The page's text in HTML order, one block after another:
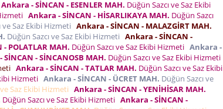
Ankara - SİNCAN - ESENLER MAH. Düğün Sazcı ve Saz Ekibi
Ankara - SİNCAN - HİSARLIKAYA MAH. Düğün Sazcı
ve Saz Ekibi Hizmeti Ankara - SİNCAN - MALAZGİRT MAH.
Düğün Sazcı ve Saz Ekibi Hizmeti Ankara - SİNCAN -
POLATLAR MAH. Düğün Sazcı ve Saz Ekibi Hizmeti Ankara -
- SİNCANOSB MAH. Düğün Sazcı ve Saz Ekibi Hizmeti
Ankara - SİNCAN - TATLAR MAH. Düğün Sazcı ve Saz Ekibi
Hizmeti Ankara - SİNCAN - ÜCRET MAH. Düğün Sazcı ve
Saz Ekibi Hizmeti Ankara - SİNCAN - YENİHİSAR MAH.
Düğün Sazcı ve Saz Ekibi Hizmeti Ankara - SİNCAN -